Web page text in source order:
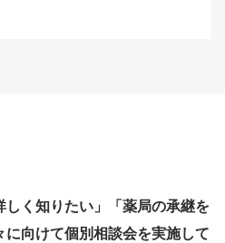
く知りたい」「薬局の承継を
向けて個別相談会を実施して